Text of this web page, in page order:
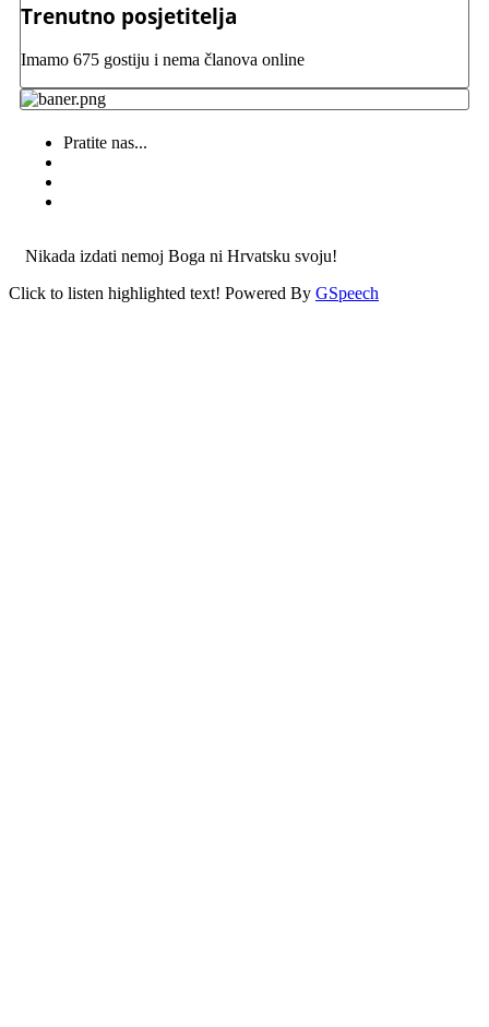
Trenutno posjetitelja
Imamo 675 gostiju i nema članova online
Pratite nas...
Nikada izdati nemoj Boga ni Hrvatsku svoju!
Click to listen highlighted text! Powered By GSpeech